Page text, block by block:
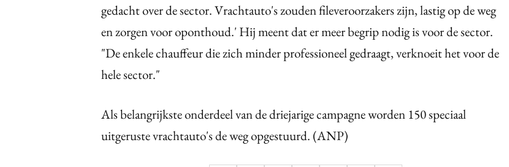
gedacht over de sector. Vrachtauto's zouden fileveroorzakers zijn, lastig op de weg
en zorgen voor oponthoud.' Hij meent dat er meer begrip nodig is voor de sector.
"De enkele chauffeur die zich minder professioneel gedraagt, verknoeit het voor de
hele sector."
Als belangrijkste onderdeel van de driejarige campagne worden 150 speciaal
uitgeruste vrachtauto's de weg opgestuurd. (ANP)